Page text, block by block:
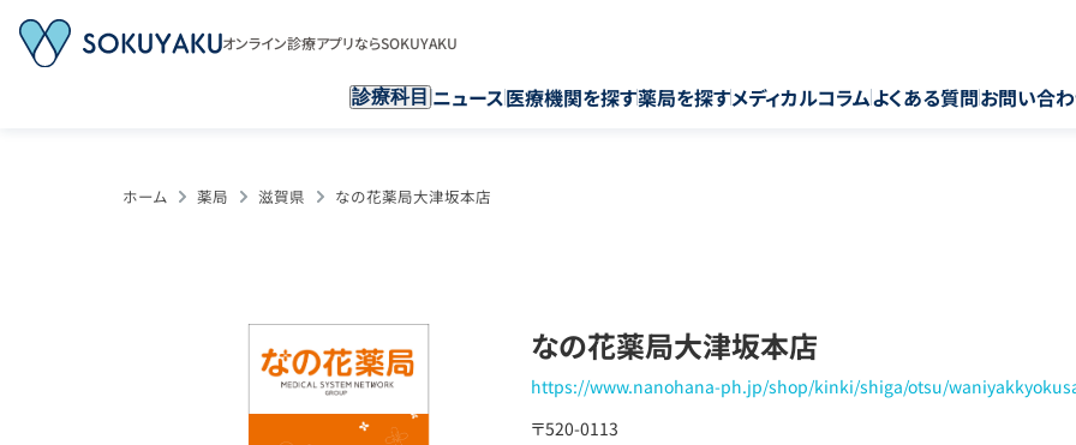
オンライン診療アプリならSOKUYAKU
診療科目 ニュース医療機関を探す薬局を探すメディカルコラムよくある質問お問い合
ホーム 薬局 滋賀県 なの花薬局大津坂本店
なの花薬局大津坂本店
https://www.nanohana-ph.jp/shop/kinki/shiga/otsu/
〒520-0113